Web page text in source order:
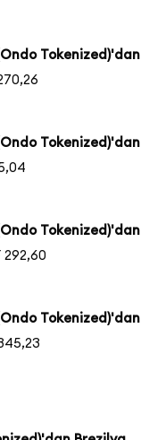
Tokenized)'dan
Tokenized)'dan
Tokenized)'dan
292,60
Tokenized)'dan